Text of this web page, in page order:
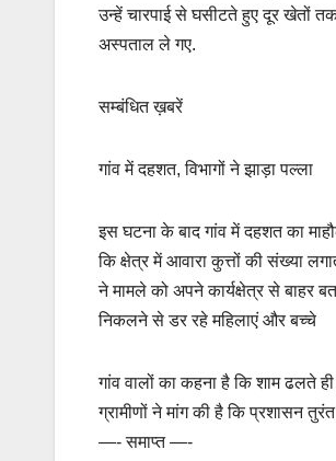
उन्हें चारपाई से घसीटते हुए दूर खेतों
अस्पताल ले गए.
सम्बंधित ख़बरें
गांव में दहशत, विभागों ने झाड़ा पल्ला
इस घटना के बाद गांव में दहशत का
कि क्षेत्र में आवारा कुत्तों की संख्या
ने मामले को अपने कार्यक्षेत्र से बाहर
निकलने से डर रहे महिलाएं और बच्चे
गांव वालों का कहना है कि शाम ढलते
ग्रामीणों ने मांग की है कि प्रशासन
—- समाप्त —-